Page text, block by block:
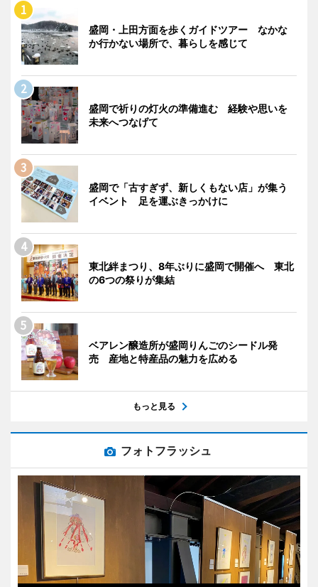
盛岡・上田方面を歩くガイドツアー なかな
か行かない場所で、暮らしを感じて
盛岡で祈りの灯火の準備進む 経験や思いを
未来へつなげて
盛岡で「古すぎず、新しくもない店」が集う
イベント 足を運ぶきっかけに
東北絆まつり、8年ぶりに盛岡で開催へ 東北
の6つの祭りが集結
ベアレン醸造所が盛岡りんごのシードル発
売 産地と特産品の魅力を広める
もっと見る
フォトフラッシュ